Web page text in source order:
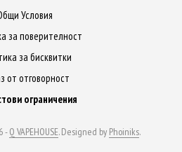
Условия
за поверителност
за бисквитки
от отговорност
ограничения
-Q VAPEHOUSE. Designed by Phoiniks.